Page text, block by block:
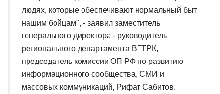
людях, которые обеспечивают нормальный быт
нашим бойцам", - заявил заместитель
генерального директора - руководитель
регионального департамента ВГТРК,
председатель комиссии ОП РФ по развитию
информационного сообщества, СМИ и
массовых коммуникаций, Рифат Сабитов.